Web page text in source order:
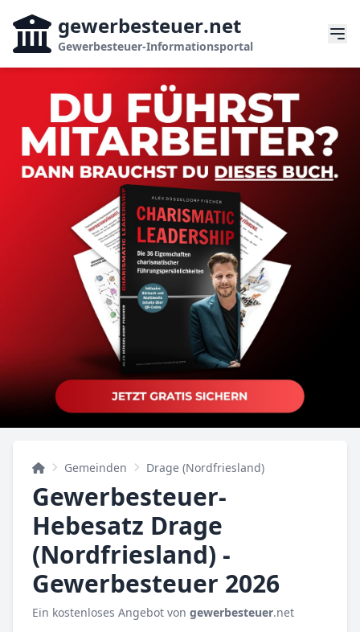
gewerbesteuer.net
Gewerbesteuer-Informationsportal
Gemeinden Drage (Nordfriesland)
Gewerbesteuer-
Hebesatz Drage
(Nordfriesland) -
Gewerbesteuer 2026
Ein kostenloses Angebot von gewerbesteuer.net